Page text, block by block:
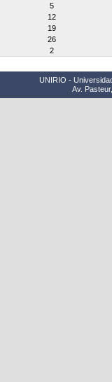
5
12
19
26
2
UNIRIO -
Av.